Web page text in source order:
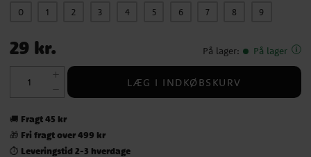
0 1 2 3 4 5 6 7 8 9
Pris: 29 kr.
29 kr. På lager: På lager
LÆG I INDKØBSKURV
🚚 Fragt 45 kr
🎁 Fri fragt over 499 kr
⏱️ Leveringstid 2-3 hverdage